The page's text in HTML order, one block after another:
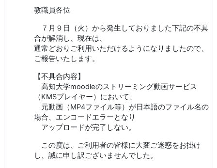
教職員各位
７月９日（火）から発生しておりました下記の不具
合が解消し、現在は、
通常どおりご利用いただけるようになりましたので、
ご報告いたします。
【不具合内容】
高知大学moodleのストリーミング動画サービス
（KMSプレイヤー）において、
元動画（MP4ファイル等）が日本語のファイル名の
場合、エンコードエラーとなり
アップロードが完了しない。
この度は、ご利用者の皆様に大変ご迷惑をお掛け
し、誠に申し訳ございませんでした。